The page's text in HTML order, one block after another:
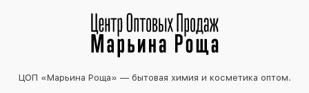
ЦОП «Марьина Роща» — бытовая химия и косметика оптом.